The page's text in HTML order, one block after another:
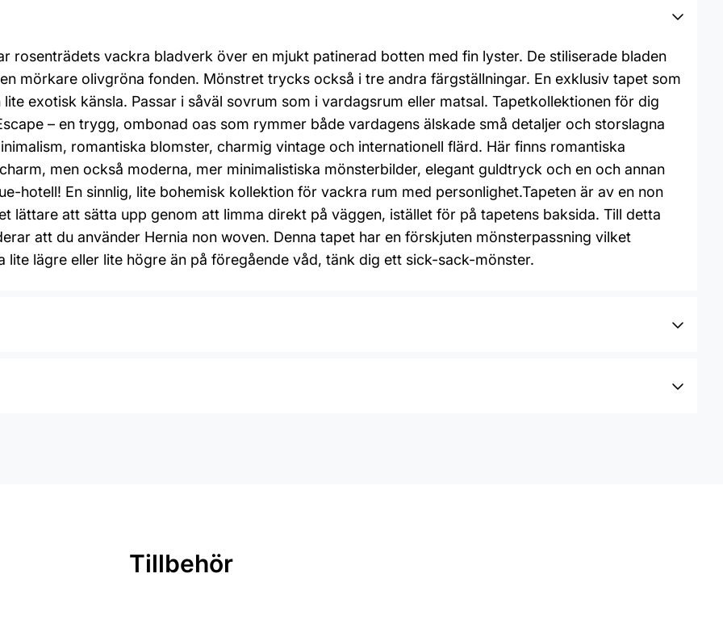
rosenträdets vackra bladverk över en mjukt patinerad botten med fin lyster. De stiliserade bladen
mörkare olivgröna fonden. Mönstret trycks också i tre andra färgställningar. En exklusiv tapet som
exotisk känsla. Passar i såväl sovrum som i vardagsrum eller matsal. Tapetkollektionen för dig
– en trygg, ombonad oas som rymmer både vardagens älskade små detaljer och storslagna
romantiska blomster, charmig vintage och internationell flärd. Här finns romantiska
men också moderna, mer minimalistiska mönsterbilder, elegant guldtryck och en och annan
hotell! En sinnlig, lite bohemisk kollektion för vackra rum med personlighet.Tapeten är av en non
lättare att sätta upp genom att limma direkt på väggen, istället för på tapetens baksida. Till detta
att du använder Hernia non woven. Denna tapet har en förskjuten mönsterpassning vilket
lägre eller lite högre än på föregående våd, tänk dig ett sick-sack-mönster.
Tillbehör